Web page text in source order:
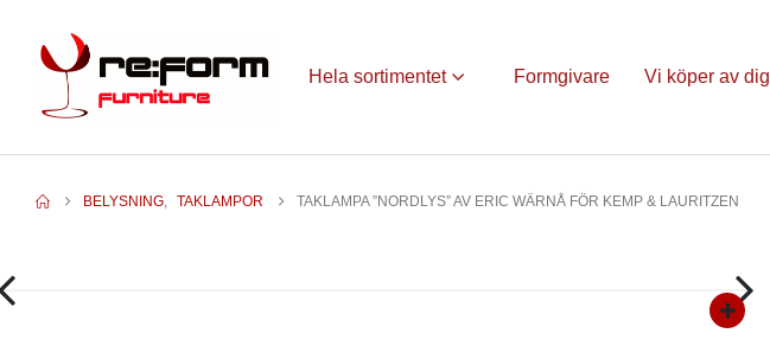
Hela sortimentet Formgivare Vi köper av dig
BELYSNING, TAKLAMPOR TAKLAMPA ”NORDLYS” AV ERIC WÄRNÅ FÖR KEMP & LAURITZEN